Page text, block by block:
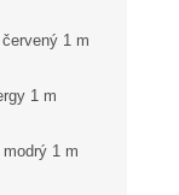
1 m
1 m
1 m